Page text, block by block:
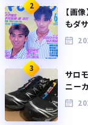
2
【画
もダ
3
サロ
ニー